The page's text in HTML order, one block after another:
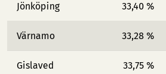
Jönköping 33,40 %
Värnamo 33,28 %
Gislaved 33,75 %